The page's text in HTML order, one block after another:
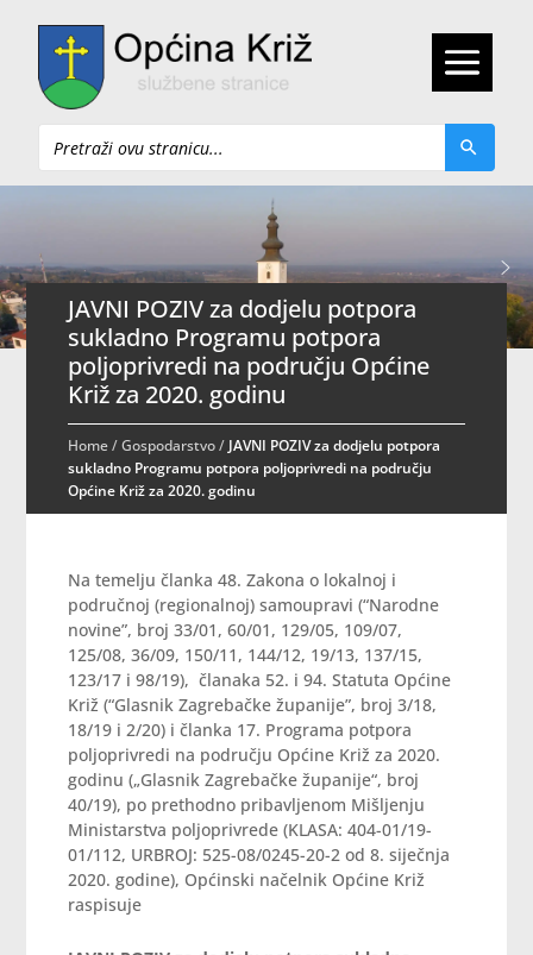
Pretraži
JAVNI POZIV za dodjelu potpora
sukladno Programu potpora
poljoprivredi na području Općine
Križ za 2020. godinu
Home/Gospodarstvo/ JAVNI POZIV za dodjelu potpora
sukladno Programu potpora poljoprivredi na području
Općine Križ za 2020. godinu
Na temelju članka 48. Zakona o lokalnoj i
područnoj (regionalnoj) samoupravi (“Narodne
novine”, broj 33/01, 60/01, 129/05, 109/07,
125/08, 36/09, 150/11, 144/12, 19/13, 137/15,
123/17 i 98/19), članaka 52. i 94. Statuta Općine
Križ (“Glasnik Zagrebačke županije”, broj 3/18,
18/19 i 2/20) i članka 17. Programa potpora
poljoprivredi na području Općine Križ za 2020.
godinu („Glasnik Zagrebačke županije“, broj
40/19), po prethodno pribavljenom Mišljenju
Ministarstva poljoprivrede (KLASA: 404-01/19-
01/112, URBROJ: 525-08/0245-20-2 od 8. siječnja
2020. godine), Općinski načelnik Općine Križ
raspisuje